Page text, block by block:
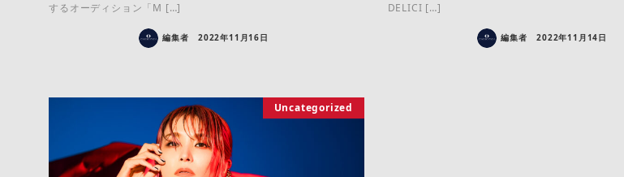
するオーディション「M […]
編集者 2022年11月16日
DELICI […]
編集者 2022年11月14日
Uncategorized